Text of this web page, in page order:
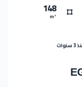
148
m²